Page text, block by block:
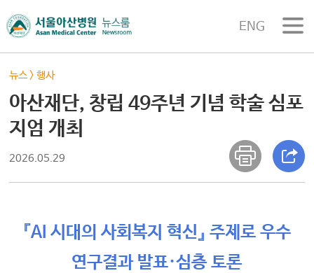
ENG
뉴스 >행사
아산재단, 창립 49주년 기념 학술 심포
지엄 개최
2026.05.29
『AI 시대의 사회복지 혁신』 주제로 우수
연구결과 발표·심층 토론